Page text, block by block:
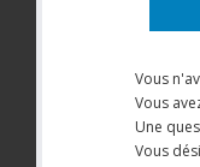
Vous
Vous
Une
Vous